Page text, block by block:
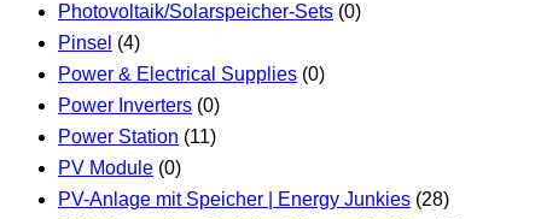
Photovoltaik/Solarspeicher-Sets (0)
Pinsel (4)
Power & Electrical Supplies (0)
Power Inverters (0)
Power Station (11)
PV Module (0)
PV-Anlage mit Speicher | Energy Junkies (28)